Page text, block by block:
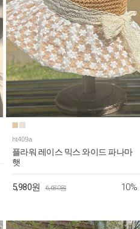
ht409a
플라워 레이스 믹스 와이드 파나마
햇
5,980원 6,680원 10%